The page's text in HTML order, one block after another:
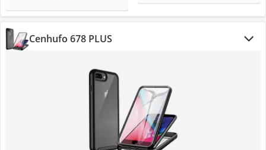
Cenhufo 678 PLUS